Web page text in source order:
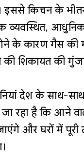
इससे किचन के
व्यवस्थित,
के कारण गैस की
शिकायत की
देश के साथ-
जा रहा है कि आने
और घरों में